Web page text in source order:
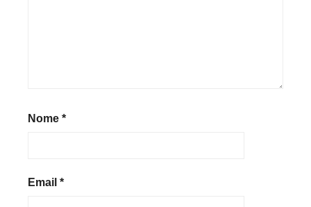
Nome *
Email *